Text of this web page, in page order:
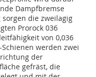
Dampfbremse
die zweilagig
Prorock 036
von 0,036
werden zwei
der
gefräst, die